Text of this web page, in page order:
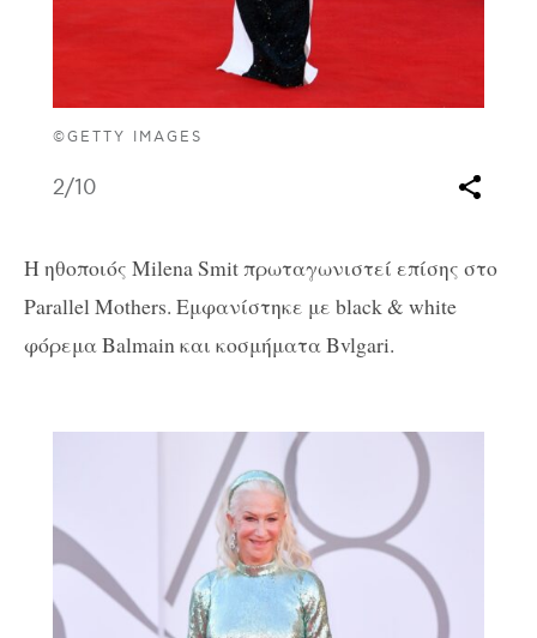
©GETTY IMAGES
2/10
Η ηθοποιός Milena Smit πρωταγωνιστεί επίσης στο
Parallel Mothers. Εμφανίστηκε με black & white
φόρεμα Balmain και κοσμήματα Bvlgari.